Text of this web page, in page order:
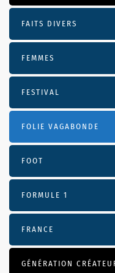
FAITS DIVERS
FEMMES
FESTIVAL
FOLIE VAGABONDE
FOOT
FORMULE 1
FRANCE
GÉNÉRATION